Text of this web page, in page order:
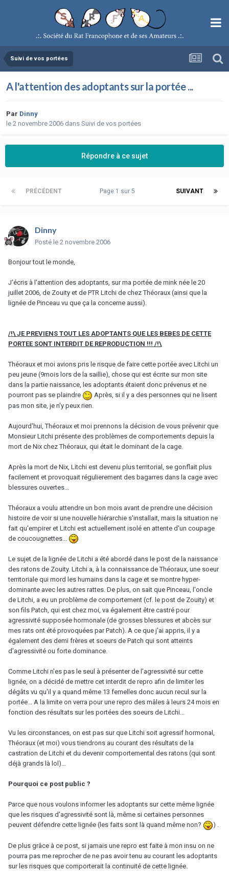
Suivi de vos portées
A l'attention des adoptants sur la portée ...
Par Dinny
le 2 novembre 2006 dans Suivi de vos portées
Répondre à ce sujet
PRÉCÉDENT SUIVANT
Page 1 sur 5
Dinny
Posté le 2 novembre 2006
Bonjour tout le monde,
J'écris à l'attention des adoptants, sur ma portée de mink née le 20
juillet 2006, de Zouity et de PTR Litchi de chez Théoraux (ainsi que la
lignée de Pinceau vu que ça la concerne aussi).
/!\ JE PREVIENS TOUT LES ADOPTANTS QUE LES BEBES DE CETTE
PORTEE SONT INTERDIT DE REPRODUCTION !!! /!\
Théoraux et moi avions pris le risque de faire cette portée avec Litchi un
peu jeune (9mois lors de la saillie), chose qui est écrite sur mon site
dans la partie naissance, les adoptants étaient donc prévenus et ne
pourront pas se plaindre
Après, si il y a des personnes qui ne lisent
pas mon site, je n'y peux rien.
Aujourd'hui, Théoraux et moi prennons la décision de vous prévenir que
Monsieur Litchi présente des problèmes de comportements depuis la
mort de Nix chez Théoraux, qui était le dominant de la cage.
Après la mort de Nix, Litchi est devenu plus territorial, se gonflait plus
facilement et provoquait régulierement des bagarres dans la cage avec
blessures ouvertes...
Théoraux a voulu attendre un bon mois avant de prendre une décision
histoire de voir si une nouvelle hiérarchie s'installait, mais la situation ne
fait qu'empirer et Litchi est actuellement isolé en attente d'un coupage
de coucougnettes...
Le sujet de la lignée de Litchi a été abordé dans le post de la naissance
des ratons de Zouity. Litchi a, à la connaissance de Théoraux, une soeur
territoriale qui mord les humains dans la cage et se montre hyper-
dominante avec les autres rattes. De plus, on sait que Pinceau, l'oncle
de Litchi, a eu un problème de comportement (cf. le post de Zouity) et
son fils Patch, qui est chez moi, va également être castré pour
agressivité supposée hormonale (de grosses blessures et abcès sur
mes rats ont été provoquées par Patch). A ce que j'ai appris, il y a
également des demi frères et soeurs de Patch qui sont atteints
d'agressivité ou forte dominance.
Comme Litchi n'es pas le seul à présenter de l'agressivité sur cette
lignée, on a décidé de mettre cet interdit de repro afin de limiter les
dégâts vu qu'il y a quand même 13 femelles donc aucun recul sur la
portée... A la limite on verra pour une repro des mâles à leurs 24 mois en
fonction des résultats sur les portées des soeurs de Litchi...
Vu les circonstances, on est pas sur que Litchi soit agressif hormonal,
Théoraux (et moi) vous tiendrons au courant des résultats de la
castration de Litchi et du devenir comportemental des ratons (qui sont
déjà grands là lol)...
Pourquoi ce post public ?
Parce que nous voulons informer les adoptants sur cette même lignée
que les risques d'agressivité sont là, même si certaines personnes
peuvent défendre cette lignée (les faits sont là quand même non?
) .
De plus grâce à ce post, si jamais une repro est faite à mon insu on ne
pourra pas me reprocher de ne pas avoir tenu au courant les adoptants
sur les risques que comporterait la continuité de cette lignée.